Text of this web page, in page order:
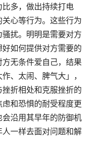
多，做出持续打电
心等行为。这些行为
扰。明明是需要对方
如何提供对方需要的
无条件爱自己，结果
、太闹、脾气大」，
折相处和克服挫折的
和恐惧的耐受程度更
沿用其早年的防御机
一样去面对问题和解